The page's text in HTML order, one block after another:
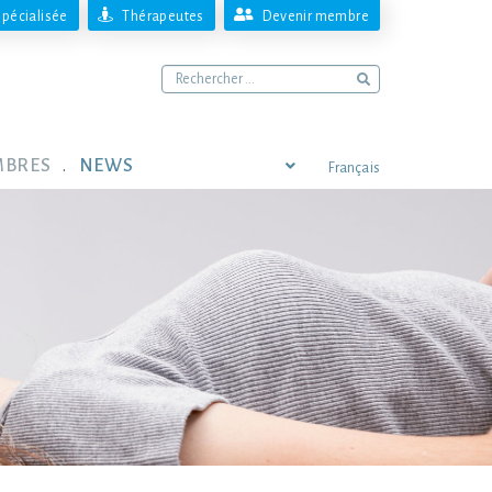
Thérapeutes Devenir membre
NEWS Français